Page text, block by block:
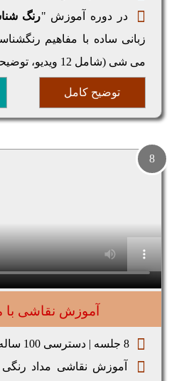
در دوره آموزش "رنگ
زبانی ساده با مفاهیم
می شی (شامل 12 ویدیو، توضیحات و تصاویر)
توضیح کامل
آموزش نقاشی با
8
آموزش نقاشی مداد رنگی